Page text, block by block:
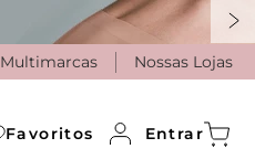
Multimarcas Nossas Lojas
Favoritos Entrar